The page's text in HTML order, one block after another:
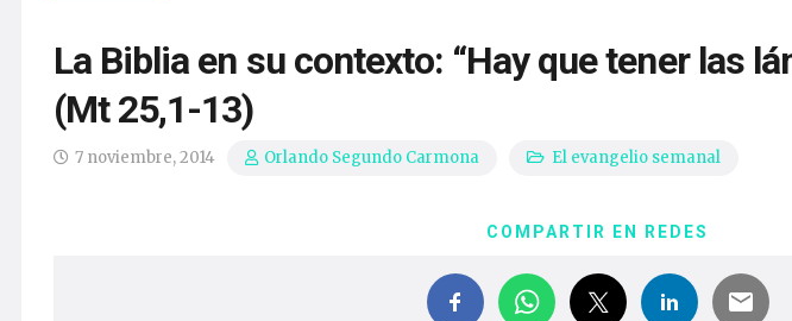
La Biblia en su contexto: “Hay que tener las
(Mt 25,1-13)
7 noviembre, 2014 Orlando Segundo Carmona El evangelio semanal
COMPARTIR EN REDES